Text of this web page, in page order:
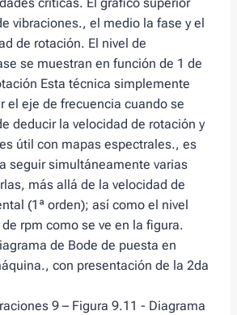
vibraciones., el medio la fase y el
de rotación. El nivel de
se muestran en función de 1 de
Esta técnica simplemente
el eje de frecuencia cuando se
deducir la velocidad de rotación y
útil con mapas espectrales., es
seguir simultáneamente varias
más allá de la velocidad de
(1ª orden); así como el nivel
rpm como se ve en la figura.
9 – Figura 9.11 - Diagrama